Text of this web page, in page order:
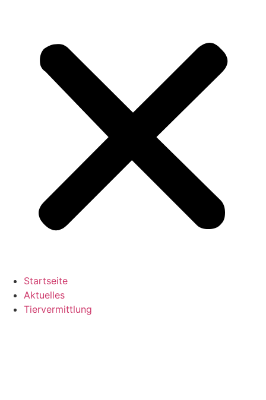
Startseite
Aktuelles
Tiervermittlung